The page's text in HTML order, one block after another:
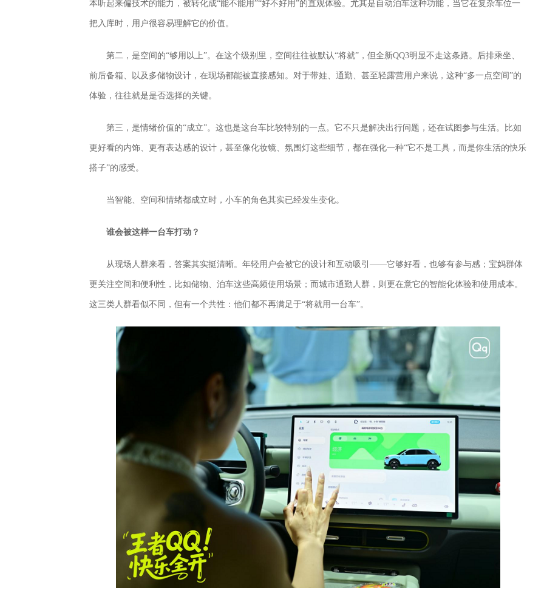
本听起来偏技术的能力，被转化成“能不能用”“好不好用”的直观体验。尤其是自动泊车这种功能，当它在复杂车位一
把入库时，用户很容易理解它的价值。
第二，是空间的“够用以上”。在这个级别里，空间往往被默认“将就”，但全新QQ3明显不走这条路。后排乘坐、
前后备箱、以及多储物设计，在现场都能被直接感知。对于带娃、通勤、甚至轻露营用户来说，这种“多一点空间”的
体验，往往就是是否选择的关键。
第三，是情绪价值的“成立”。这也是这台车比较特别的一点。它不只是解决出行问题，还在试图参与生活。比如
更好看的内饰、更有表达感的设计，甚至像化妆镜、氛围灯这些细节，都在强化一种“它不是工具，而是你生活的快乐
搭子”的感受。
当智能、空间和情绪都成立时，小车的角色其实已经发生变化。
谁会被这样一台车打动？
从现场人群来看，答案其实挺清晰。年轻用户会被它的设计和互动吸引——它够好看，也够有参与感；宝妈群体
更关注空间和便利性，比如储物、泊车这些高频使用场景；而城市通勤人群，则更在意它的智能化体验和使用成本。
这三类人群看似不同，但有一个共性：他们都不再满足于“将就用一台车”。